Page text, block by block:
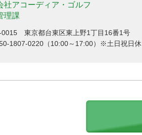
社アコーディア・ゴルフ
理課
0015 東京都台東区東上野1丁目16番1号
1807-0220（10:00～17:00）※土日祝日休